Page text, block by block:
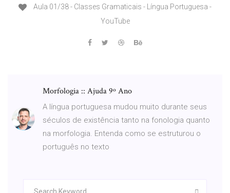
Aula 01/38 - Classes Gramaticais - Língua Portuguesa -
YouTube
Morfologia :: Ajuda 9º Ano
A língua portuguesa mudou muito durante seus
séculos de existência tanto na fonologia quanto
na morfologia. Entenda como se estruturou o
português no texto